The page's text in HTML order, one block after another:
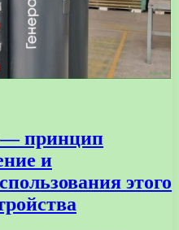
— принцип
и
этого